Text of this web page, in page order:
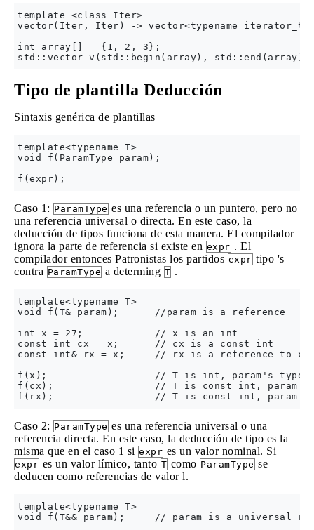
template <class Iter>
vector(Iter, Iter) -> vector<typename
int array[] = {1, 2, 3};
Tipo de plantilla Deducción
Sintaxis genérica de plantillas
template<typename T>
void f(ParamType param);
Caso 1: ParamType es una referencia o un puntero, pero no
una referencia universal o directa. En este caso, la
deducción de tipos funciona de esta manera. El compilador
ignora la parte de referencia si existe en expr . El
compilador entonces Patronistas los partidos expr tipo 's
contra ParamType a determing T .
template<typename T>
void f(T& param);      //param is a reference
int x = 27;            // x is an int
const int cx = x;      // cx is a const int
const int& rx = x;     // rx is a reference to x
f(x);                  // T is int, param's type
f(cx);                 // T is const int, param's
Caso 2: ParamType es una referencia universal o una
referencia directa. En este caso, la deducción de tipo es la
misma que en el caso 1 si expr es un valor nominal. Si
expr es un valor límico, tanto T como ParamType se
deducen como referencias de valor l.
template<typename T>
void f(T&& param);     // param is a universal